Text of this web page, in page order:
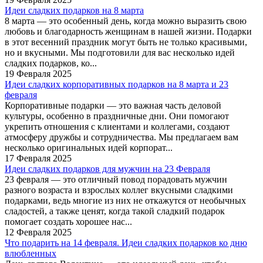
Идеи сладких подарков на 8 марта
8 марта — это особенный день, когда можно выразить свою
любовь и благодарность женщинам в нашей жизни. Подарки
в этот весенний праздник могут быть не только красивыми,
но и вкусными. Мы подготовили для вас несколько идей
сладких подарков, ко...
19 Февраля 2025
Идеи сладких корпоративных подарков на 8 марта и 23
февраля
Корпоративные подарки — это важная часть деловой
культуры, особенно в праздничные дни. Они помогают
укрепить отношения с клиентами и коллегами, создают
атмосферу дружбы и сотрудничества. Мы предлагаем вам
несколько оригинальных идей корпорат...
17 Февраля 2025
Идеи сладких подарков для мужчин на 23 Февраля
23 февраля — это отличный повод порадовать мужчин
разного возраста и взрослых коллег вкусными сладкими
подарками, ведь многие из них не откажутся от необычных
сладостей, а также ценят, когда такой сладкий подарок
помогает создать хорошее нас...
12 Февраля 2025
Что подарить на 14 февраля. Идеи сладких подарков ко дню
влюбленных